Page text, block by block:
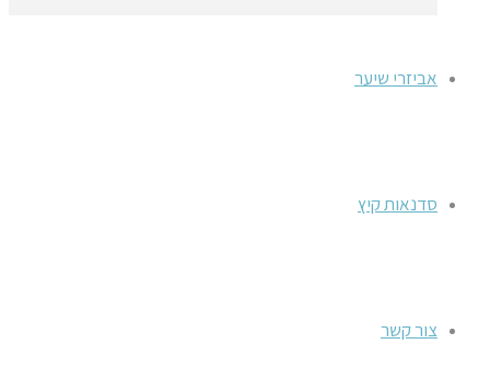
אביזרי שיער
סדנאות קיץ
צור קשר